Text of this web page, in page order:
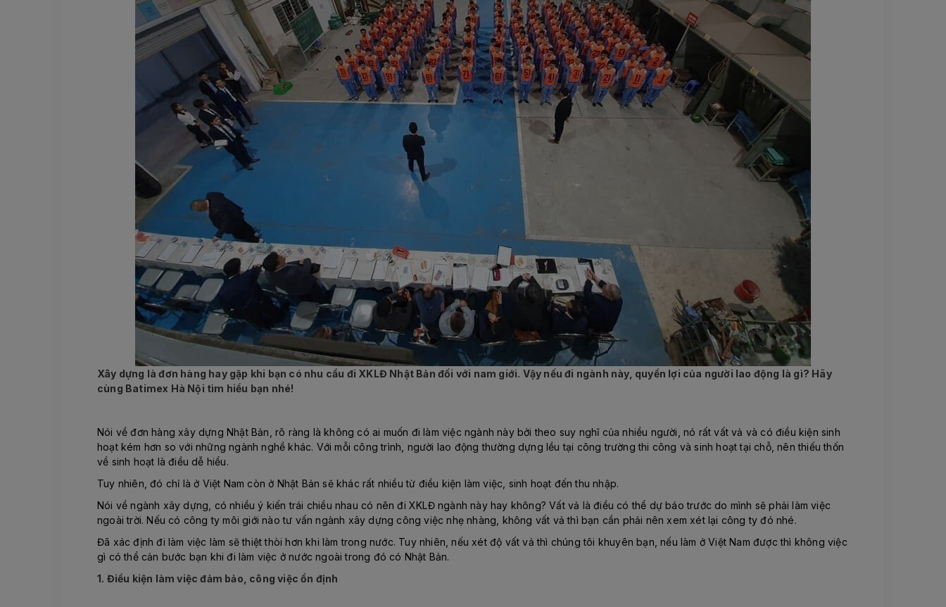
Xây dựng là đơn hàng hay gặp khi bạn có nhu cầu đi XKLĐ Nhật Bản đối với nam giới. Vậy nếu đi ngành này, quyền lợi của người lao động là gì? Hãy
cùng Batimex Hà Nội tìm hiểu bạn nhé!
Nói về đơn hàng xây dựng Nhật Bản, rõ ràng là không có ai muốn đi làm việc ngành này bởi theo suy nghĩ của nhiều người, nó rất vất vả và có điều kiện sinh
hoạt kém hơn so với những ngành nghề khác. Với mỗi công trình, người lao động thường dựng lều tại công trường thi công và sinh hoạt tại chỗ, nên thiếu thốn
về sinh hoạt là điều dễ hiểu.
Tuy nhiên, đó chỉ là ở Việt Nam còn ở Nhật Bản sẽ khác rất nhiều từ điều kiện làm việc, sinh hoạt đến thu nhập.
Nói về ngành xây dựng, có nhiều ý kiến trái chiều nhau có nên đi XKLĐ ngành này hay không? Vất vả là điều có thể dự báo trước do mình sẽ phải làm việc
ngoài trời. Nếu có công ty môi giới nào tư vấn ngành xây dựng công việc nhẹ nhàng, không vất vả thì bạn cần phải nên xem xét lại công ty đó nhé.
Đã xác định đi làm việc làm sẽ thiệt thòi hơn khi làm trong nước. Tuy nhiên, nếu xét độ vất vả thì chúng tôi khuyên bạn, nếu làm ở Việt Nam được thì không việc
gì có thể cản bước bạn khi đi làm việc ở nước ngoài trong đó có Nhật Bản.
1. Điều kiện làm việc đảm bảo, công việc ổn định